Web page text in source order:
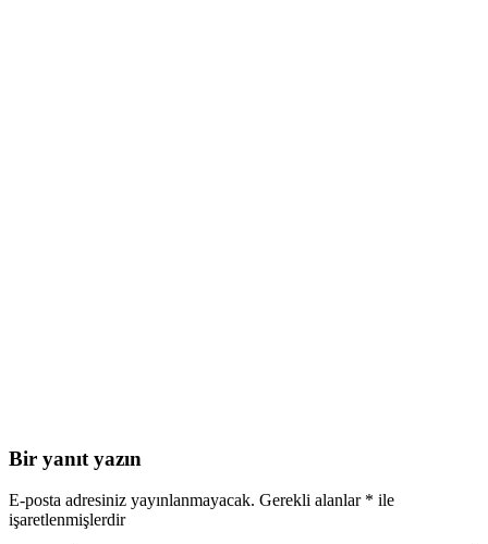
Bir yanıt yazın
E-posta adresiniz yayınlanmayacak. Gerekli alanlar * ile
işaretlenmişlerdir